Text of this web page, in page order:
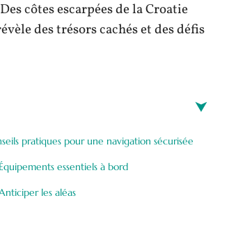
côtes escarpées de la Croatie
des trésors cachés et des défis
pratiques pour une navigation sécurisée
Équipements essentiels à bord
les aléas